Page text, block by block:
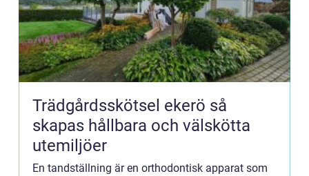
Trädgårdsskötsel ekerö så
skapas hållbara och välskötta
utemiljöer
En tandställning är en orthodontisk apparat som